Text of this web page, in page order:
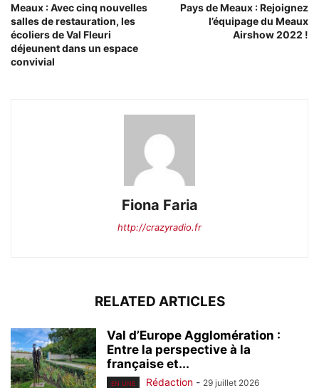
Meaux : Avec cinq nouvelles
salles de restauration, les
écoliers de Val Fleuri
déjeunent dans un espace
convivial
Pays de Meaux : Rejoignez
l’équipage du Meaux
Airshow 2022 !
Fiona Faria
http://crazyradio.fr
RELATED ARTICLES
Val d’Europe Agglomération :
Entre la perspective à la
française et...
EN UNE Rédaction - 29 juillet 2026